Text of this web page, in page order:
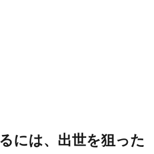
には、出世を狙った